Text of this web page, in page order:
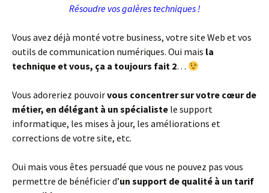
Résoudre vos galères techniques !
Vous avez déjà monté votre business, votre site Web et vos
outils de communication numériques. Oui mais la
technique et vous, ça a toujours fait 2…
Vous adoreriez pouvoirvous concentrer sur votre cœur de
métier, en délégant à un spécialiste le support
informatique, les mises à jour, les améliorations et
corrections de votre site, etc.
Oui mais vous êtes persuadé que vous ne pouvez pas vous
permettre de bénéficier d’un support de qualité à un tarif